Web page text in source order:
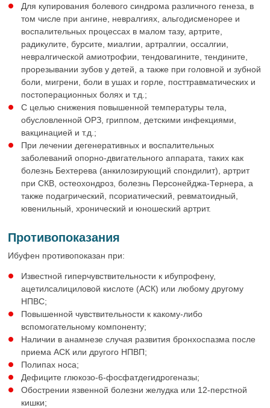
Для купирования болевого синдрома различного генеза, в
том числе при ангине, невралгиях, альгодисменорее и
воспалительных процессах в малом тазу, артрите,
радикулите, бурсите, миалгии, артралгии, оссалгии,
невралгической амиотрофии, тендовагините, тендините,
прорезывании зубов у детей, а также при головной и зубной
боли, мигрени, боли в ушах и горле, посттравматических и
постоперационных болях и т.д.;
С целью снижения повышенной температуры тела,
обусловленной ОРЗ, гриппом, детскими инфекциями,
вакцинацией и т.д.;
При лечении дегенеративных и воспалительных
заболеваний опорно-двигательного аппарата, таких как
болезнь Бехтерева (анкилозирующий спондилит), артрит
при СКВ, остеохондроз, болезнь Персонейджа-Тернера, а
также подагрический, псориатический, ревматоидный,
ювенильный, хронический и юношеский артрит.
Противопоказания
Ибуфен противопоказан при:
Известной гиперчувствительности к ибупрофену,
ацетилсалициловой кислоте (АСК) или любому другому
НПВС;
Повышенной чувствительности к какому-либо
вспомогательному компоненту;
Наличии в анамнезе случая развития бронхоспазма после
приема АСК или другого НПВП;
Полипах носа;
Дефиците глюкозо-6-фосфатдегидрогеназы;
Обострении язвенной болезни желудка или 12-перстной
кишки;